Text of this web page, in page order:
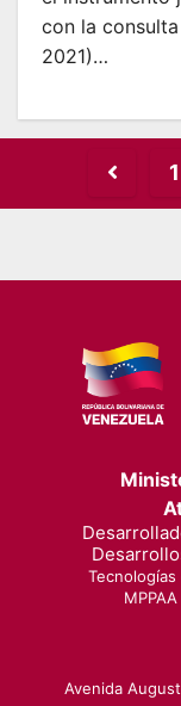
con la
2021)…
Posts
1
MPPAA |
Avenida